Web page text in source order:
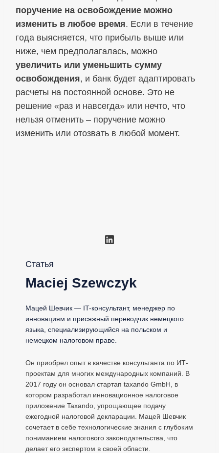
поручение на освобождение можно
изменить в любое время. Если в течение
года выясняется, что прибыль выше или
ниже, чем предполагалась, можно
увеличить или уменьшить сумму
освобождения, и банк будет адаптировать
расчеты на постоянной основе. Это не
решение «раз и навсегда» или нечто, что
нельзя отменить – поручение можно
изменить или отозвать в любой момент.
LinkedIn
Статья
Maciej Szewczyk
Мацей Шевчик — IT-консультант, менеджер по
инновациям и присяжный переводчик немецкого
языка, специализирующийся на польском и
немецком налоговом праве.
Он приобрел опыт в качестве консультанта по ИТ-
проектам для многих международных компаний. В
2017 году он основал стартап taxando GmbH, в
котором разработал инновационное налоговое
приложение Taxando, упрощающее подачу
ежегодной налоговой декларации. Мацей Шевчик
сочетает в себе технологические знания с глубоким
пониманием налогового законодательства, что
делает его экспертом в своей области.